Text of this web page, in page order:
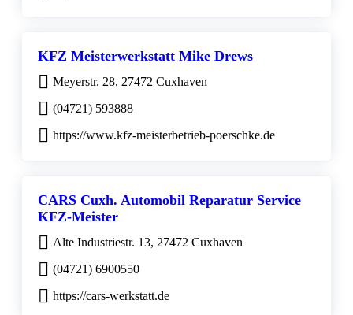
KFZ Meisterwerkstatt Mike Drews
Meyerstr. 28, 27472 Cuxhaven
(04721) 593888
https://www.kfz-meisterbetrieb-poerschke.de
CARS Cuxh. Automobil Reparatur Service
KFZ-Meister
Alte Industriestr. 13, 27472 Cuxhaven
(04721) 6900550
https://cars-werkstatt.de